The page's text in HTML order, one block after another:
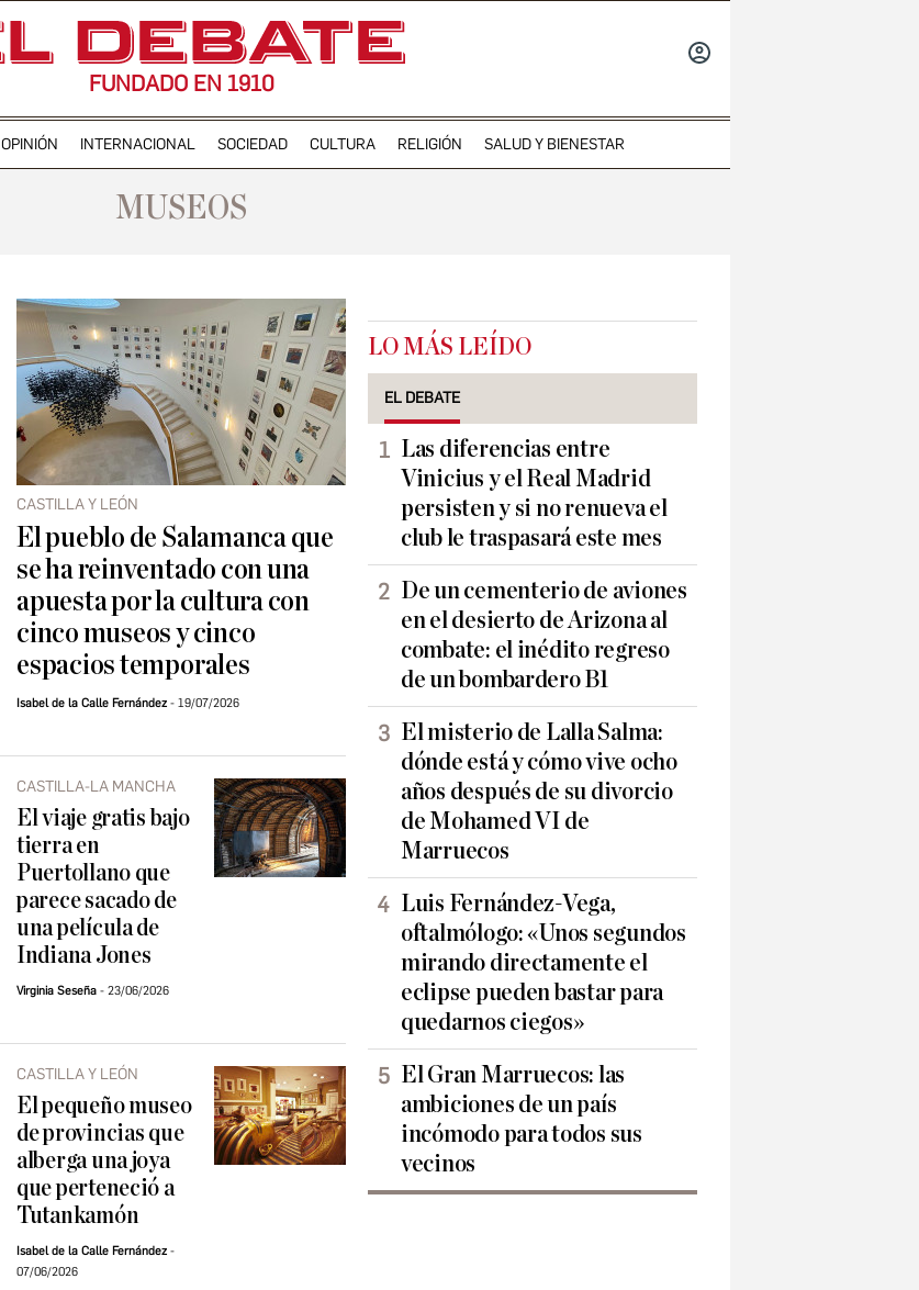
FUNDADO EN 1910
OPINIÓN INTERNACIONAL SOCIEDAD CULTURA RELIGIÓN SALUD Y BIENESTAR
MUSEOS
CASTILLA Y LEÓN
El pueblo de Salamanca que
se ha reinventado con una
apuesta por la cultura con
cinco museos y cinco
espacios temporales
Isabel de la Calle Fernández 19/07/2026
CASTILLA-LA MANCHA
El viaje gratis bajo
tierra en
Puertollano que
parece sacado de
una película de
Indiana Jones
Virginia Seseña 23/06/2026
CASTILLA Y LEÓN
El pequeño museo
de provincias que
alberga una joya
que perteneció a
Tutankamón
Isabel de la Calle Fernández
07/06/2026
LO MÁS LEÍDO
EL DEBATE
Las diferencias entre
Vinicius y el Real Madrid
persisten y si no renueva el
club le traspasará este mes
De un cementerio de aviones
en el desierto de Arizona al
combate: el inédito regreso
de un bombardero B1
El misterio de Lalla Salma:
dónde está y cómo vive ocho
años después de su divorcio
de Mohamed VI de
Marruecos
Luis Fernández-Vega,
oftalmólogo: «Unos segundos
mirando directamente el
eclipse pueden bastar para
quedarnos ciegos»
El Gran Marruecos: las
ambiciones de un país
incómodo para todos sus
vecinos